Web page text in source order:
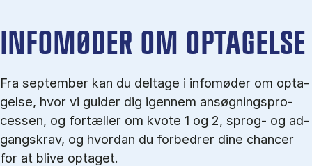
IN­FO­MØ­DER OM OP­TA­GEL­SE
Fra september kan du del­tage i in­fo­mø­der om op­ta­
gel­se, hvor vi gu­i­der dig igen­nem an­søg­nings­pro­
ces­sen, og for­tæl­ler om kvo­te 1 og 2, sprog- og ad­
gangs­krav, og hvordan du forbedrer dine chancer
for at blive optaget.